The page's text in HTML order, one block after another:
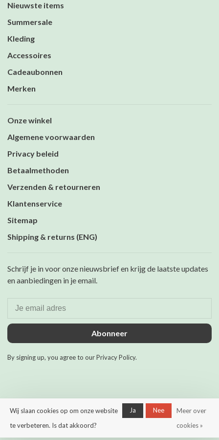
Nieuwste items
Summersale
Kleding
Accessoires
Cadeaubonnen
Merken
Onze winkel
Algemene voorwaarden
Privacy beleid
Betaalmethoden
Verzenden & retourneren
Klantenservice
Sitemap
Shipping & returns (ENG)
Schrijf je in voor onze nieuwsbrief en krijg de laatste updates
en aanbiedingen in je email.
Abonneer
By signing up, you agree to our Privacy Policy.
© Copyright 2026 Maurits &
Theme byHuysmans.me
Wij slaan cookies op om onze website
te verbeteren. Is dat akkoord?
Ja Nee
Meer over
cookies »